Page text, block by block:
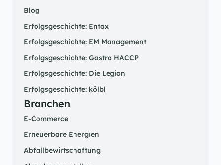
Blog
Erfolgsgeschichte: Entax
Erfolgsgeschichte: EM Management
Erfolgsgeschichte: Gastro HACCP
Erfolgsgeschichte: Die Legion
Erfolgsgeschichte: kölbl
Branchen
E-Commerce
Erneuerbare Energien
Abfallbewirtschaftung